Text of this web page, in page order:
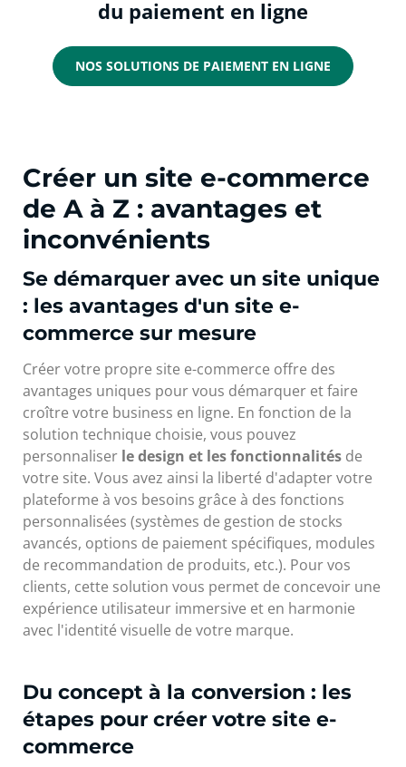
du paiement en ligne
NOS SOLUTIONS DE PAIEMENT EN LIGNE
Créer un site e-commerce
de A à Z : avantages et
inconvénients
Se démarquer avec un site unique
: les avantages d'un site e-
commerce sur mesure
Créer votre propre site e-commerce offre des
avantages uniques pour vous démarquer et faire
croître votre business en ligne. En fonction de la
solution technique choisie, vous pouvez
personnaliser le design et les fonctionnalités de
votre site. Vous avez ainsi la liberté d'adapter votre
plateforme à vos besoins grâce à des fonctions
personnalisées (systèmes de gestion de stocks
avancés, options de paiement spécifiques, modules
de recommandation de produits, etc.). Pour vos
clients, cette solution vous permet de concevoir une
expérience utilisateur immersive et en harmonie
avec l'identité visuelle de votre marque.
Du concept à la conversion : les
étapes pour créer votre site e-
commerce